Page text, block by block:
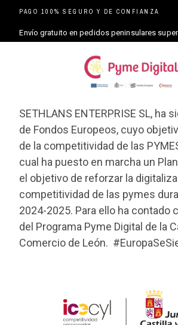
PAGO 100% SEGURO Y DE CONFIANZA
Envío gratuito en pedidos peninsulares
SETHLANS ENTERPRISE SL, ha
de Fondos Europeos, cuyo
de la competitividad de las
cual ha puesto en marcha un
el objetivo de reforzar la
competitividad de las pymes
2024-2025. Para ello ha contado
del Programa Pyme Digital de la
Comercio de León.